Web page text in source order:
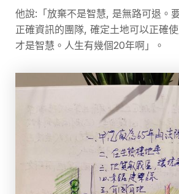
他說:「放棄不是智慧, 是無路可退。
正確資訊的團隊, 確定土地可以正確
才是智慧。人生有幾個20年啊」。